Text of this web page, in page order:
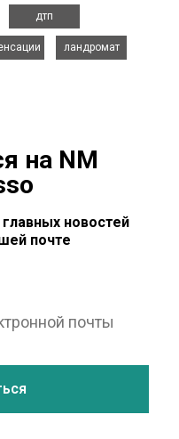
дтп
ландромат
на NM
новостей
почте